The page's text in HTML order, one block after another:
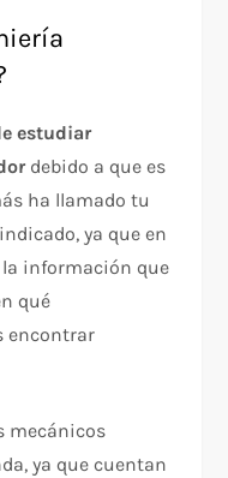
estudiar
debido a que es
ha llamado tu
ya que en
información que
qué
encontrar
mecánicos
ya que cuentan